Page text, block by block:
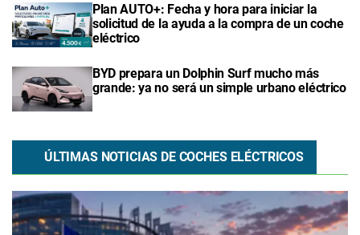
Plan AUTO+: Fecha y hora para iniciar la
solicitud de la ayuda a la compra de un coche
eléctrico
BYD prepara un Dolphin Surf mucho más
grande: ya no será un simple urbano eléctrico
ÚLTIMAS NOTICIAS DE COCHES ELÉCTRICOS